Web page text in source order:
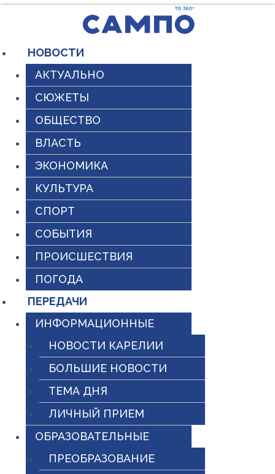
содержимому
НОВОСТИ
АКТУАЛЬНО
СЮЖЕТЫ
ОБЩЕСТВО
ВЛАСТЬ
ЭКОНОМИКА
КУЛЬТУРА
СПОРТ
СОБЫТИЯ
ПРОИСШЕСТВИЯ
ПОГОДА
ПЕРЕДАЧИ
ИНФОРМАЦИОННЫЕ
НОВОСТИ КАРЕЛИИ
БОЛЬШИЕ НОВОСТИ
ТЕМА ДНЯ
ЛИЧНЫЙ ПРИЕМ
ОБРАЗОВАТЕЛЬНЫЕ
ПРЕОБРАЗОВАНИЕ